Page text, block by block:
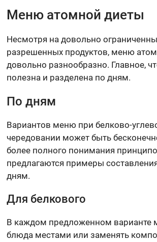
Меню атомной диеты
Несмотря на довольно
разрешенных продуктов, меню
довольно разнообразно. Главное,
полезна и разделена по дням.
По дням
Вариантов меню при белково-
чередовании может быть
более полного понимания
предлагаются примеры
дням.
Для белкового
В каждом предложенном варианте
блюда местами или заменять